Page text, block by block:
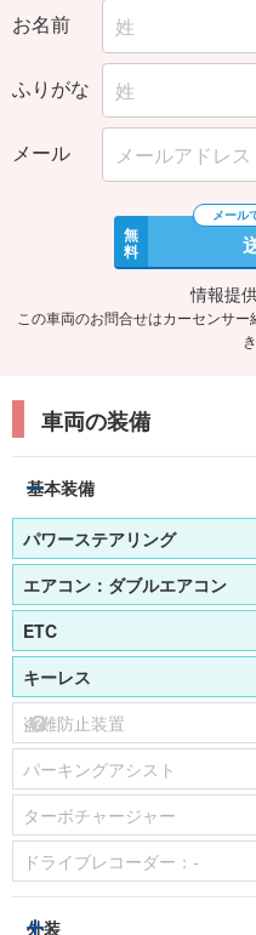
お名前
ふりがな
メール
無
料
情報提
この車両のお問合せはカーセンサ
車両の装備
基本装備
パワーステアリング
エアコン： ダブルエアコン
ETC
キーレス
盗難防止装置
パーキングアシスト
ターボチャージャー
ドライブレコーダー： -
外装